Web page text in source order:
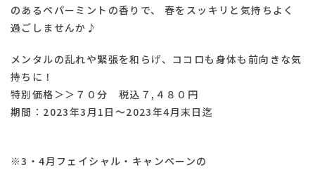
のあるペパーミントの香りで、 春をスッキリと気持ちよく
過ごしませんか♪
メンタルの乱れや緊張を和らげ、ココロも身体も前向きな気
持ちに！
特別価格＞＞７０分 税込７,４８０円
期間：2023年3月1日〜2023年4月末日迄
※3・4月フェイシャル・キャンペーンの